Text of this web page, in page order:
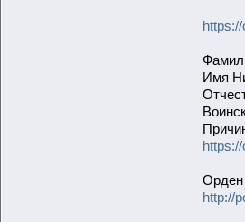
Имя
Орден
http://